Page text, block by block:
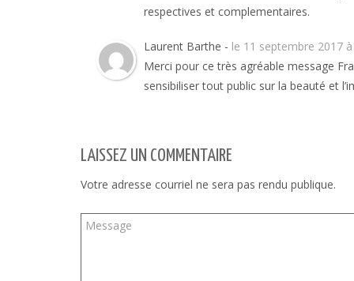
respectives et complementaires.
Laurent Barthe - le 11 septembre 2017
Merci pour ce très agréable message
sensibiliser tout public sur la beauté et
LAISSEZ UN COMMENTAIRE
Votre adresse courriel ne sera pas rendu publique.